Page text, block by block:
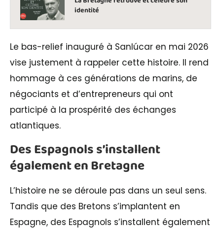
identité
Le bas-relief inauguré à Sanlúcar en mai 2026
vise justement à rappeler cette histoire. Il rend
hommage à ces générations de marins, de
négociants et d’entrepreneurs qui ont
participé à la prospérité des échanges
atlantiques.
Des Espagnols s’installent
également en Bretagne
L’histoire ne se déroule pas dans un seul sens.
Tandis que des Bretons s’implantent en
Espagne, des Espagnols s’installent également